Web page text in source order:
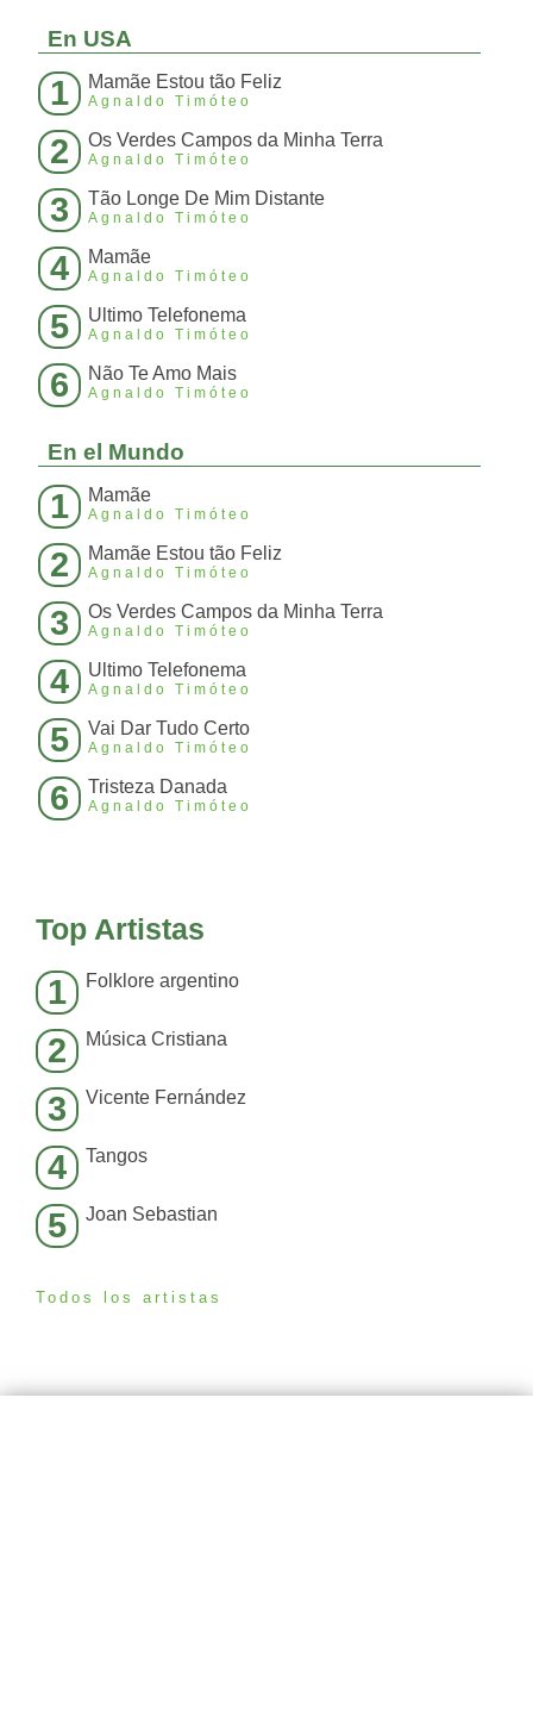
En USA
1 Mamãe Estou tão Feliz
Agnaldo Timóteo
2 Os Verdes Campos da Minha Terra
Agnaldo Timóteo
3 Tão Longe De Mim Distante
Agnaldo Timóteo
4 Mamãe
Agnaldo Timóteo
5 Ultimo Telefonema
Agnaldo Timóteo
6 Não Te Amo Mais
Agnaldo Timóteo
En el Mundo
1 Mamãe
Agnaldo Timóteo
2 Mamãe Estou tão Feliz
Agnaldo Timóteo
3 Os Verdes Campos da Minha Terra
Agnaldo Timóteo
4 Ultimo Telefonema
Agnaldo Timóteo
5 Vai Dar Tudo Certo
Agnaldo Timóteo
6 Tristeza Danada
Agnaldo Timóteo
Top Artistas
1 Folklore argentino
2 Música Cristiana
3 Vicente Fernández
4 Tangos
5 Joan Sebastian
Todos los artistas